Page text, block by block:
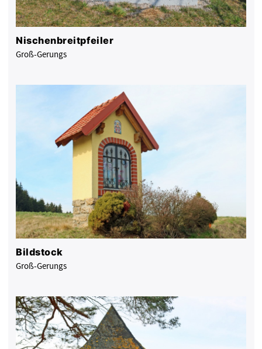
Nischenbreitpfeiler
Groß-Gerungs
Bildstock
Groß-Gerungs